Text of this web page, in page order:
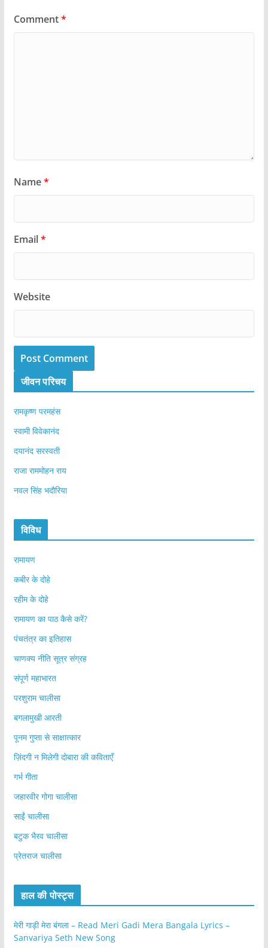
Comment*
Name*
Email*
Website
जीवन परिचय
रामकृष्ण परमहंस
स्वामी विवेकानंद
दयानंद सरस्वती
राजा राममोहन राय
नवल सिंह भदौरिया
विविध
रामायण
कबीर के दोहे
रहीम के दोहे
रामायण का पाठ कैसे करें?
पंचतंत्र का इतिहास
चाणक्य नीति सूत्र संग्रह
संपूर्ण महाभारत
परशुराम चालीसा
बगलामुखी आरती
पूनम गुप्ता से साक्षात्कार
ज़िंदगी न मिलेगी दोबारा की कविताएँ
गर्भ गीता
जहारवीर गोगा चालीसा
साईं चालीसा
बटुक भैरव चालीसा
प्रेतराज चालीसा
हाल की पोस्ट्स
मेरी गाड़ी मेरा बंगला – Read Meri Gadi Mera Bangala Lyrics –
Sanvariya Seth New Song